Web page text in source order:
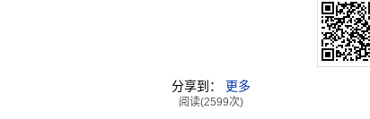
分享到： 更多
阅读(2599次)